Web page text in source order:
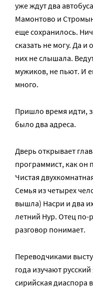
уже ждут два
Мамонтово и
еще сохранилось.
сказать не могу. Да и
них не слышала.
мужиков, не пьют. И
много.
Пришло время идти,
было два адреса.
Дверь открывает
программист, как он
Чистая
Семья из четырех
вышла) Насри и два
летний Нур. Отец по-
разговор понимает.
Переводчиками
года изучают
сирийская диаспора